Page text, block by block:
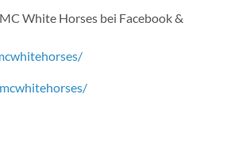
White Horses bei Facebook &